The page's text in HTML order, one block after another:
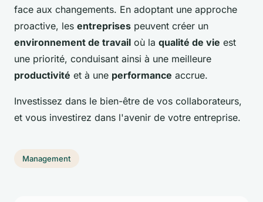
face aux changements. En adoptant une approche
proactive, les entreprises peuvent créer un
environnement de travail où la qualité de vie est
une priorité, conduisant ainsi à une meilleure
productivité et à une performance accrue.
Investissez dans le bien-être de vos collaborateurs,
et vous investirez dans l'avenir de votre entreprise.
Management